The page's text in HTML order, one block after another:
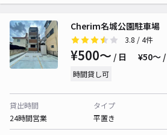
Cherim名城公園駐車場
3.8 / 4件
¥500〜 / 日 ¥50〜
時間貸し可
貸出時間
24時間営業
タイプ
平置き